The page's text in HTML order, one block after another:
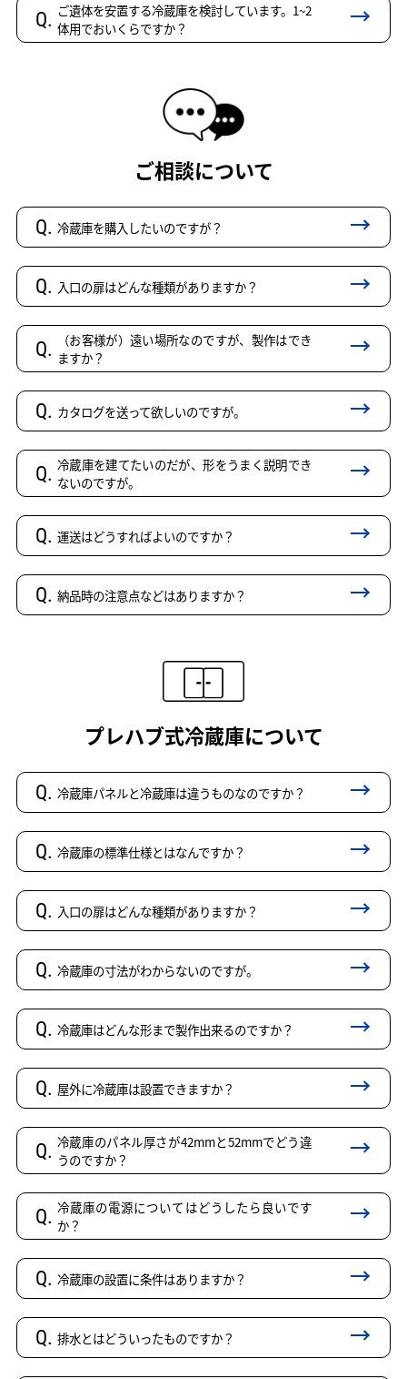
Q. ご遺体を安置する冷蔵庫を検討しています。1~2
体用でおいくらですか？
ご相談について
Q. 冷蔵庫を購入したいのですが？
Q. 入口の扉はどんな種類がありますか？
Q.
（お客様が）遠い場所なのですが、製作はでき
ますか？
Q. カタログを送って欲しいのですが。
Q. 冷蔵庫を建てたいのだが、形をうまく説明でき
ないのですが。
Q. 運送はどうすればよいのですか？
Q. 納品時の注意点などはありますか？
プレハブ式冷蔵庫について
Q. 冷蔵庫パネルと冷蔵庫は違うものなのですか？
Q. 冷蔵庫の標準仕様とはなんですか？
Q. 入口の扉はどんな種類がありますか？
Q. 冷蔵庫の寸法がわからないのですが。
Q. 冷蔵庫はどんな形まで製作出来るのですか？
Q. 屋外に冷蔵庫は設置できますか？
Q. 冷蔵庫のパネル厚さが42mmと52mmでどう違
うのですか？
Q. 冷蔵庫の電源についてはどうしたら良いです
か？
Q. 冷蔵庫の設置に条件はありますか？
Q. 排水とはどういったものですか？